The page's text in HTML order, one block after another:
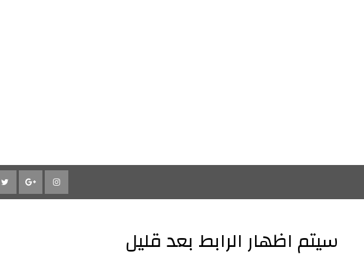
سيتم اظهار الرابط بعد قليل